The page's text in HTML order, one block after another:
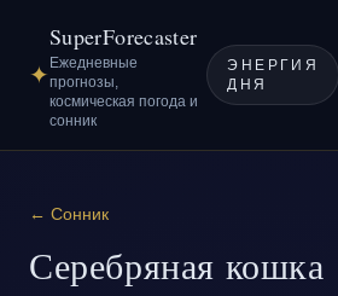
✦
SuperForecaster
Ежедневные
прогнозы,
космическая погода и
сонник
ЭНЕРГИЯ
ДНЯ
← Сонник
Серебряная кошка